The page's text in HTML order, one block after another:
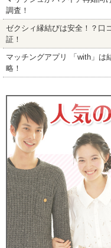
調査！
ゼクシィ縁結びは安全！？口
証！
マッチングアプリ 「with」は
略！